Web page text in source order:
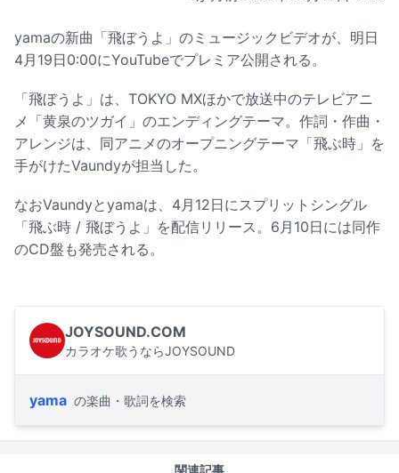
yamaの新曲「飛ぼうよ」のミュージックビデオが、明日
4月19日0:00にYouTubeでプレミア公開される。
「飛ぼうよ」は、TOKYO MXほかで放送中のテレビアニ
メ「黄泉のツガイ」のエンディングテーマ。作詞・作曲・
アレンジは、同アニメのオープニングテーマ「飛ぶ時」を
手がけたVaundyが担当した。
なおVaundyとyamaは、4月12日にスプリットシングル
「飛ぶ時 / 飛ぼうよ」を配信リリース。6月10日には同作
のCD盤も発売される。
JOYSOUND.COM
カラオケ歌うならJOYSOUND
yama の楽曲・歌詞を検索